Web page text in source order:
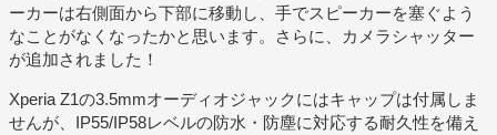
ーカーは右側面から下部に移動し、手でスピーカーを塞ぐよう
なことがなくなったかと思います。さらに、カメラシャッター
が追加されました！
Xperia Z1の3.5mmオーディオジャックにはキャップは付属しま
せんが、IP55/IP58レベルの防水・防塵に対応する耐久性を備え